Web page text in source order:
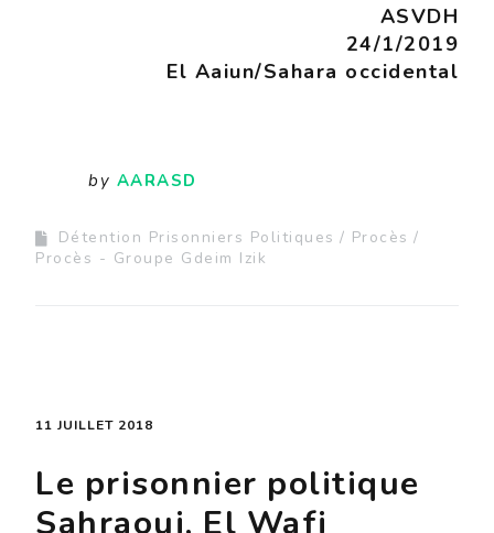
ASVDH
24/1/2019
El Aaiun/Sahara occidental
by AARASD
Détention Prisonniers Politiques
Procès
Procès - Groupe Gdeim Izik
11 JUILLET 2018
Le prisonnier politique